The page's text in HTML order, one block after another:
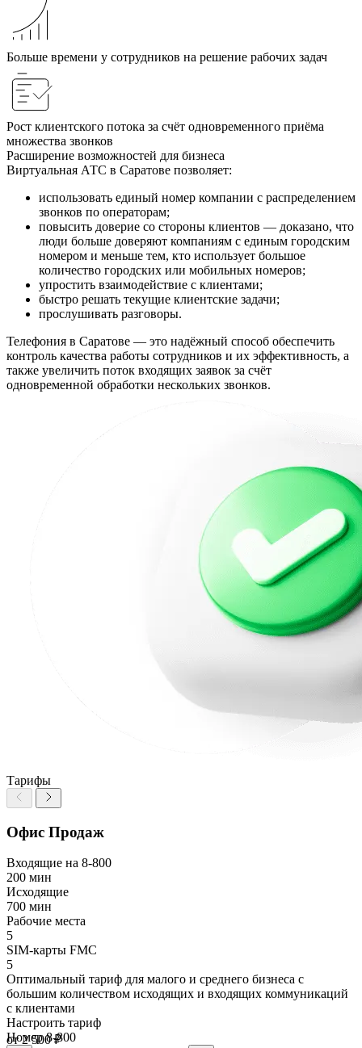
Больше времени у сотрудников на решение рабочих задач
Рост клиентского потока за счёт одновременного приёма
множества звонков
Расширение возможностей для бизнеса
Виртуальная АТС в Саратове позволяет:
использовать единый номер компании с распределением
звонков по операторам;
повысить доверие со стороны клиентов — доказано, что
люди больше доверяют компаниям с единым городским
номером и меньше тем, кто использует большое
количество городских или мобильных номеров;
упростить взаимодействие с клиентами;
быстро решать текущие клиентские задачи;
прослушивать разговоры.
Телефония в Саратове — это надёжный способ обеспечить
контроль качества работы сотрудников и их эффективность, а
также увеличить поток входящих заявок за счёт
одновременной обработки нескольких звонков.
Тарифы
Офис Продаж
Входящие на 8-800
200 мин
Исходящие
700 мин
Рабочие места
5
SIM-карты FMC
5
Оптимальный тариф для малого и среднего бизнеса с
большим количеством исходящих и входящих коммуникаций
с клиентами
Настроить тариф
Номер 8-800
от 2 500 ₽